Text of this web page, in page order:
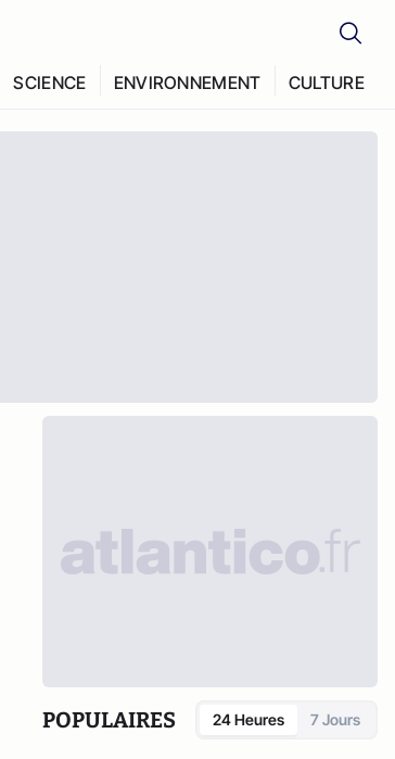
SCIENCE ENVIRONNEMENT CULTURE
POPULAIRES 24 Heures 7 Jours